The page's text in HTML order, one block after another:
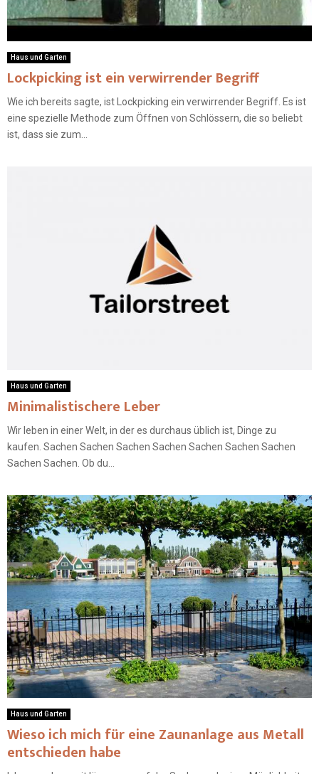
Haus und Garten
Lockpicking ist ein verwirrender Begriff
Wie ich bereits sagte, ist Lockpicking ein verwirrender Begriff. Es ist
eine spezielle Methode zum Öffnen von Schlössern, die so beliebt
ist, dass sie zum...
Haus und Garten
Minimalistischere Leber
Wir leben in einer Welt, in der es durchaus üblich ist, Dinge zu
kaufen. Sachen Sachen Sachen Sachen Sachen Sachen Sachen
Sachen Sachen. Ob du...
Haus und Garten
Wieso ich mich für eine Zaunanlage aus Metall
entschieden habe